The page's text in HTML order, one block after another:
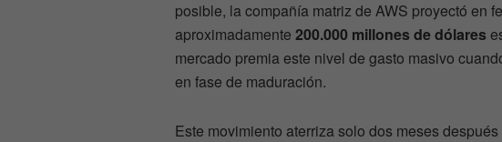
posible, la compañía matriz de AWS proyectó en
aproximadamente 200.000 millones de dólares
mercado premia este nivel de gasto masivo
en fase de maduración.
Este movimiento aterriza solo dos meses